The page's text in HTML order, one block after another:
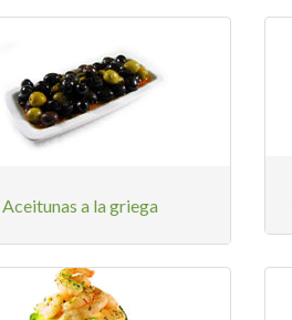
Aceitunas a la griega